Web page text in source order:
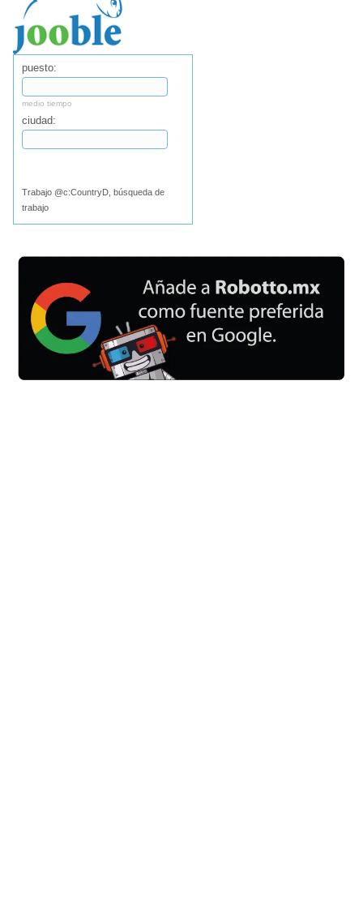
puesto:
medio tiempo
ciudad:
Trabajo @c:CountryD, búsqueda de
trabajo